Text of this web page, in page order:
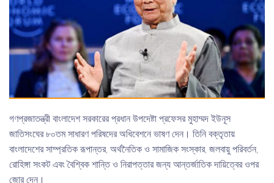
গণপ্রজাতন্ত্রী বাংলাদেশ সরকারের প্রধান উপদেষ্টা প্রফেসর মুহাম্মদ ইউনূস
জাতিসংঘের ৮০তম সাধারণ পরিষদের অধিবেশনে ভাষণ দেন। তিনি বক্তৃতায়
বাংলাদেশের সাম্প্রতিক রূপান্তর, অর্থনৈতিক ও সামাজিক সংস্কার, জলবায়ু পরিবর্তন,
রোহিঙ্গা সংকট এবং বৈশ্বিক শান্তি ও নিরাপত্তার জন্য আন্তর্জাতিক দায়িত্বের ওপর
জোর দেন।